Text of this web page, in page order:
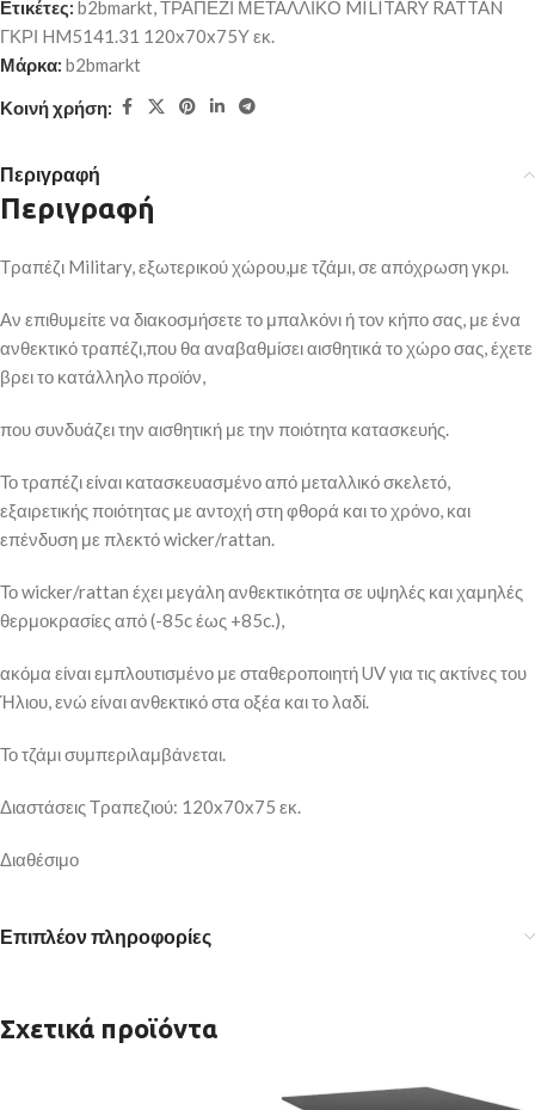
Ετικέτες: b2bmarkt,ΤΡΑΠΕΖΙ ΜΕΤΑΛΛΙΚΟ MILITARY RATTAN
ΓΚΡΙ HM5141.31 120x70x75Υ εκ.
Μάρκα: b2bmarkt
Κοινή χρήση:
Περιγραφή
Περιγραφή
Τραπέζι Military, εξωτερικού χώρου,με τζάμι, σε απόχρωση γκρι.
Αν επιθυμείτε να διακοσμήσετε το μπαλκόνι ή τον κήπο σας, με ένα
ανθεκτικό τραπέζι,που θα αναβαθμίσει αισθητικά το χώρο σας, έχετε
βρει το κατάλληλο προϊόν,
που συνδυάζει την αισθητική με την ποιότητα κατασκευής.
Το τραπέζι είναι κατασκευασμένο από μεταλλικό σκελετό,
εξαιρετικής ποιότητας με αντοχή στη φθορά και το χρόνο, και
επένδυση με πλεκτό wicker/rattan.
Το wicker/rattan έχει μεγάλη ανθεκτικότητα σε υψηλές και χαμηλές
θερμοκρασίες από (-85c έως +85c.),
ακόμα είναι εμπλουτισμένο με σταθεροποιητή UV για τις ακτίνες του
Ήλιου, ενώ είναι ανθεκτικό στα οξέα και το λαδί.
Το τζάμι συμπεριλαμβάνεται.
Διαστάσεις Τραπεζιού: 120x70x75 εκ.
Διαθέσιμο
Επιπλέον πληροφορίες
Σχετικά προϊόντα